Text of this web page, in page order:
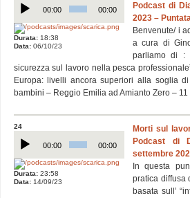
Player
00:00 00:00
Durata: 18:38
Data: 06/10/23
Podcast di
2023 –
Benvenute/ i
a cura di
parliamo di :
sicurezza sul lavoro nella pesca
Europa: livelli ancora superiori alla soglia
bambini – Reggio Emilia ad Amianto Zero –
24
Player
00:00 00:00
Durata: 23:58
Data: 14/09/23
Morti sul
Podcast di
settembre
In questa
pratica diffusa
basata sull’